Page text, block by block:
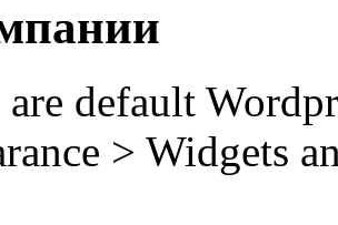
are default
> Widgets